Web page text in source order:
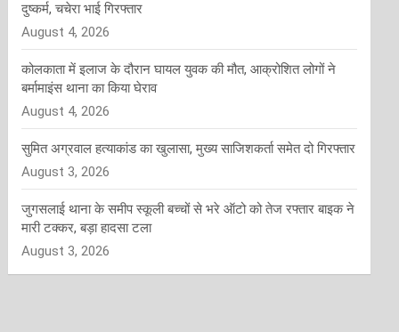
दुष्कर्म, चचेरा भाई गिरफ्तार
August 4, 2026
कोलकाता में इलाज के दौरान घायल युवक की मौत, आक्रोशित लोगों ने
बर्मामाइंस थाना का किया घेराव
August 4, 2026
सुमित अग्रवाल हत्याकांड का खुलासा, मुख्य साजिशकर्ता समेत दो गिरफ्तार
August 3, 2026
जुगसलाई थाना के समीप स्कूली बच्चों से भरे ऑटो को तेज रफ्तार बाइक ने
मारी टक्कर, बड़ा हादसा टला
August 3, 2026